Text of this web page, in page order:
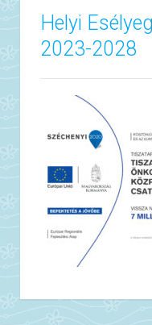
Helyi
2023-2028